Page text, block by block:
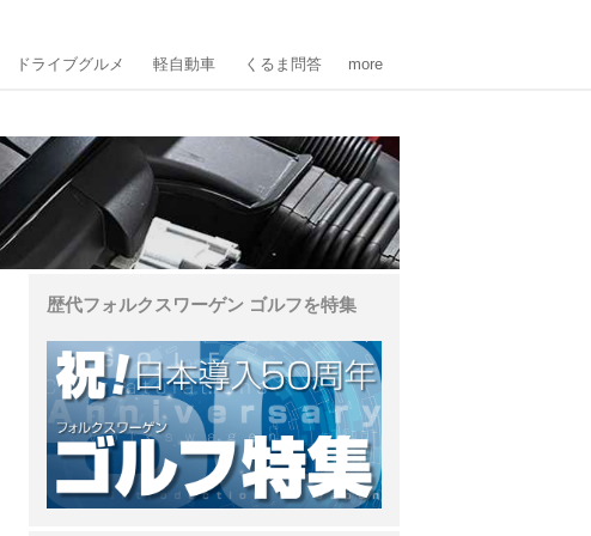
ドライブグルメ 軽自動車 くるま問答 more
歴代フォルクスワーゲン ゴルフを特集